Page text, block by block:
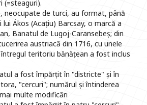
(=steaguri).
neocupate de turci, au format, până
Ákos (Acațiu) Barcsay, o marcă a
Banatul de Lugoj-Caransebeș; din
austriacă din 1716, cu unele
teritoriu bănățean a fost inclus
a fost împărțit în "districte" și în
"cercuri"; numărul și întinderea
multe modificări